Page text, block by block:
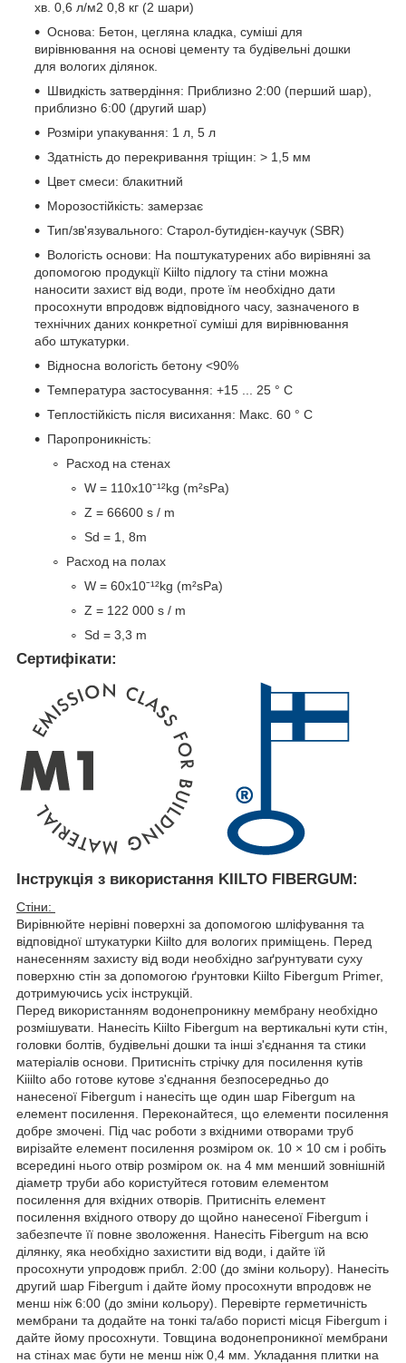
хв. 0,6 л/м2 0,8 кг (2 шари)
Основа: Бетон, цегляна кладка, суміші для
вирівнювання на основі цементу та будівельні дошки
для вологих ділянок.
Швидкість затвердіння: Приблизно 2:00 (перший шар),
приблизно 6:00 (другий шар)
Розміри упакування: 1 л, 5 л
Здатність до перекривання тріщин: > 1,5 мм
Цвет смеси: блакитний
Морозостійкість: замерзає
Тип/зв'язувального: Старол-бутидієн-каучук (SBR)
Вологість основи: На поштукатурених або вирівняні за
допомогою продукції Kiilto підлогу та стіни можна
наносити захист від води, проте їм необхідно дати
просохнути впродовж відповідного часу, зазначеного в
технічних даних конкретної суміші для вирівнювання
або штукатурки.
Відносна вологість бетону <90%
Температура застосування: +15 ... 25 ° C
Теплостійкість після висихання: Макс. 60 ° C
Паропроникність:
Расход на стенах
W = 110x10ˉ¹²kg (m²sPa)
Z = 66600 s / m
Sd = 1, 8m
Расход на полах
W = 60x10ˉ¹²kg (m²sPa)
Z = 122 000 s / m
Sd = 3,3 m
Сертифікати:
Інструкція з використання KIILTO FIBERGUM:
Стіни:
Вирівнюйте нерівні поверхні за допомогою шліфування та
відповідної штукатурки Kiilto для вологих приміщень. Перед
нанесенням захисту від води необхідно заґрунтувати суху
поверхню стін за допомогою ґрунтовки Kiilto Fibergum Primer,
дотримуючись усіх інструкцій.
Перед використанням водонепроникну мембрану необхідно
розмішувати. Нанесіть Kiilto Fibergum на вертикальні кути стін,
головки болтів, будівельні дошки та інші з'єднання та стики
матеріалів основи. Притисніть стрічку для посилення кутів
Kiiilto або готове кутове з'єднання безпосередньо до
нанесеної Fibergum і нанесіть ще один шар Fibergum на
елемент посилення. Переконайтеся, що елементи посилення
добре змочені. Під час роботи з вхідними отворами труб
вирізайте елемент посилення розміром ок. 10 × 10 см і робіть
всередині нього отвір розміром ок. на 4 мм менший зовнішній
діаметр труби або користуйтеся готовим елементом
посилення для вхідних отворів. Притисніть елемент
посилення вхідного отвору до щойно нанесеної Fibergum і
забезпечте її повне зволоження. Нанесіть Fibergum на всю
ділянку, яка необхідно захистити від води, і дайте їй
просохнути упродовж прибл. 2:00 (до зміни кольору). Нанесіть
другий шар Fibergum і дайте йому просохнути впродовж не
менш ніж 6:00 (до зміни кольору). Перевірте герметичність
мембрани та додайте на тонкі та/або пористі місця Fibergum і
дайте йому просохнути. Товщина водонепроникної мембрани
на стінах має бути не менш ніж 0,4 мм. Укладання плитки на